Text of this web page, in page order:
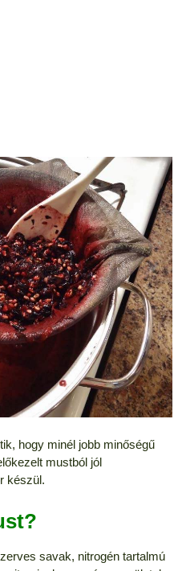
hogy minél jobb minőségű
mustból jól
készül.
savak, nitrogén tartalmú